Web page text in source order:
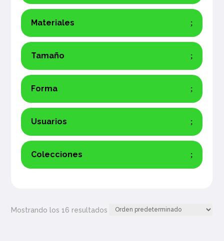
Materiales
Tamaño
Forma
Usuarios
Colecciones
Mostrando los 16 resultados